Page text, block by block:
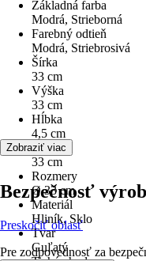
Základná farba
Modrá, Strieborná
Farebný odtieň
Modrá, Striebrosivá
Šírka
33 cm
Výška
33 cm
Hĺbka
4,5 cm
Priemer
33 cm
Rozmery
Ø 33 cm
Materiál
Hliník, Sklo
Tvar
Guľatý
Zobraziť viac
Bezpečnosť
Preskočiť oblasť
Pre zodpovednosť za